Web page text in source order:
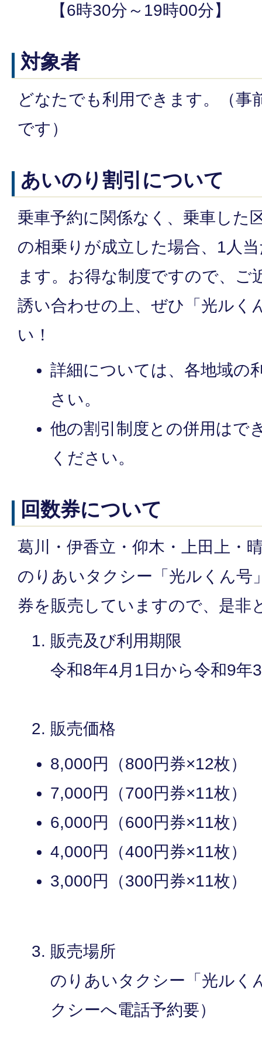
【6時30分～19時00分】
対象者
どなたでも利用できます。（事
です）
あいのり割引について
乗車予約に関係なく、乗車した
の相乗りが成立した場合、1人
ます。お得な制度ですので、ご
誘い合わせの上、ぜひ「光ルく
い！
詳細については、各地域の
さい。
他の割引制度との併用はで
ください。
回数券について
葛川・伊香立・仰木・上田上・
のりあいタクシー「光ルくん号
券を販売していますので、是非
販売及び利用期限
令和8年4月1日から令和9年
販売価格
8,000円（800円券×12枚）
7,000円（700円券×11枚）
6,000円（600円券×11枚）
4,000円（400円券×11枚）
3,000円（300円券×11枚）
販売場所
のりあいタクシー「光ルく
クシーへ電話予約要）